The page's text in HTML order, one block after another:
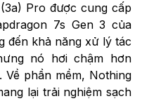
Pro được cung cấp
7s Gen 3 của
đến khả năng xử lý tác
nó hơi chậm hơn
Về phần mềm, Nothing
lại trải nghiệm sạch